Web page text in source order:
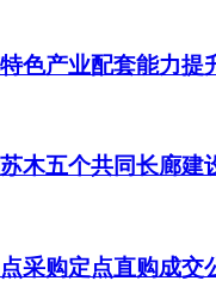
色产业配套能力
木五个共同长廊建
采购定点直购成交